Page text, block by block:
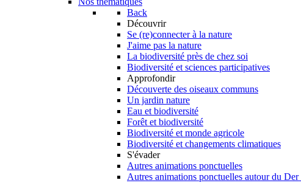
Back
Découvrir
Se (re)connecter à la nature
J'aime pas la nature
La biodiversité près de chez soi
Biodiversité et sciences participatives
Approfondir
Découverte des oiseaux communs
Un jardin nature
Eau et biodiversité
Forêt et biodiversité
Biodiversité et monde agricole
Biodiversité et changements climatiques
S'évader
Autres animations ponctuelles
Autres animations ponctuelles autour du Der